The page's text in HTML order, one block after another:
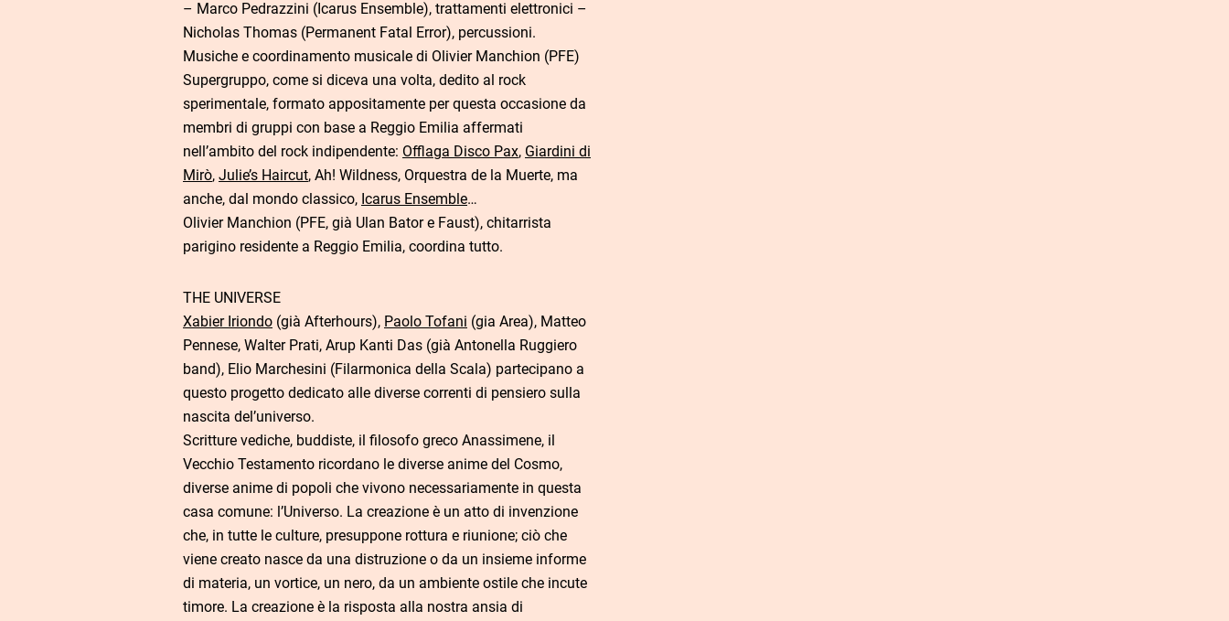
– Marco Pedrazzini (Icarus Ensemble), trattamenti elettronici –
Nicholas Thomas (Permanent Fatal Error), percussioni.
Musiche e coordinamento musicale di Olivier Manchion (PFE)
Supergruppo, come si diceva una volta, dedito al rock
sperimentale, formato appositamente per questa occasione da
membri di gruppi con base a Reggio Emilia affermati
nell’ambito del rock indipendente: Offlaga Disco Pax, Giardini di
Mirò, Julie’s Haircut, Ah! Wildness, Orquestra de la Muerte, ma
anche, dal mondo classico, Icarus Ensemble…
Olivier Manchion (PFE, già Ulan Bator e Faust), chitarrista
parigino residente a Reggio Emilia, coordina tutto.
THE UNIVERSE
Xabier Iriondo (già Afterhours), Paolo Tofani (gia Area), Matteo
Pennese, Walter Prati, Arup Kanti Das (già Antonella Ruggiero
band), Elio Marchesini (Filarmonica della Scala) partecipano a
questo progetto dedicato alle diverse correnti di pensiero sulla
nascita del’universo.
Scritture vediche, buddiste, il filosofo greco Anassimene, il
Vecchio Testamento ricordano le diverse anime del Cosmo,
diverse anime di popoli che vivono necessariamente in questa
casa comune: l’Universo. La creazione è un atto di invenzione
che, in tutte le culture, presuppone rottura e riunione; ciò che
viene creato nasce da una distruzione o da un insieme informe
di materia, un vortice, un nero, da un ambiente ostile che incute
timore. La creazione è la risposta alla nostra ansia di